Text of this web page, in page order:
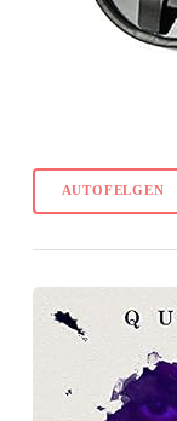
AUTOFELGEN